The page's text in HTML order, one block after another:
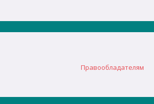
Правообладателям